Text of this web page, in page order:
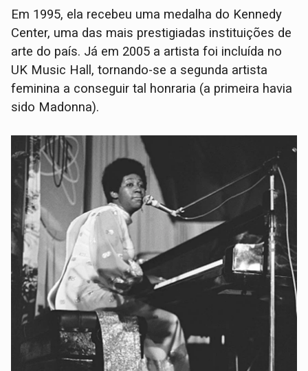
Em 1995, ela recebeu uma medalha do Kennedy
Center, uma das mais prestigiadas instituições de
arte do país. Já em 2005 a artista foi incluída no
UK Music Hall, tornando-se a segunda artista
feminina a conseguir tal honraria (a primeira havia
sido Madonna).